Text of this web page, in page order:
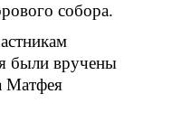
собора.
были вручены
Матфея